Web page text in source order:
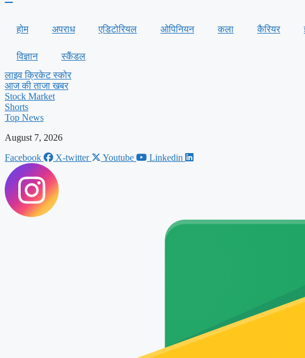
होम अपराध एडिटोरियल ओपिनियन कला कैरियर
विज्ञान
स्कैंडल
लाइव क्रिकेट स्कोर
आज की ताजा खबर
Stock Market
Shorts
Top News
August 7, 2026
Facebook
X-twitter Youtube Linkedin